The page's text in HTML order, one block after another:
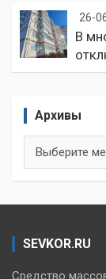
26-
В
Архивы
SEVKOR.RU
Средство